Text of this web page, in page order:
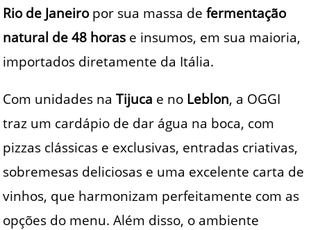
Rio de Janeiropor sua massa defermentação
natural de 48 horas e insumos, em sua maioria,
importados diretamente da Itália.
Com unidades naTijuca e no Leblon, a OGGI
traz um cardápio de dar água na boca, com
pizzas clássicas e exclusivas, entradas criativas,
sobremesas deliciosas e uma excelente carta de
vinhos, que harmonizam perfeitamente com as
opções do menu. Além disso, o ambiente